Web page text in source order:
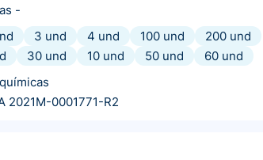
-
3 und 4 und 100 und
200 und
30 und 10 und 50 und
60 und
2021M-0001771-R2